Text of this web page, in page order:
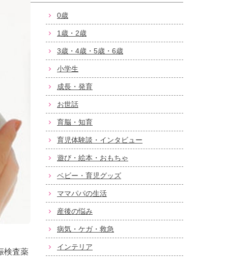
検査薬
0歳
1歳・2歳
3歳・4歳・5歳・6歳
小学生
成長・発育
お世話
育脳・知育
育児体験談・インタビュー
遊び・絵本・おもちゃ
ベビー・育児グッズ
ママパパの生活
産後の悩み
病気・ケガ・救急
インテリア